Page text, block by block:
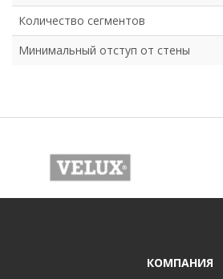
Количество сегментов
Минимальный отступ от стены
КОМПАНИЯ